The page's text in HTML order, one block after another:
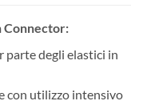
Connector:
parte degli elastici in
con utilizzo intensivo